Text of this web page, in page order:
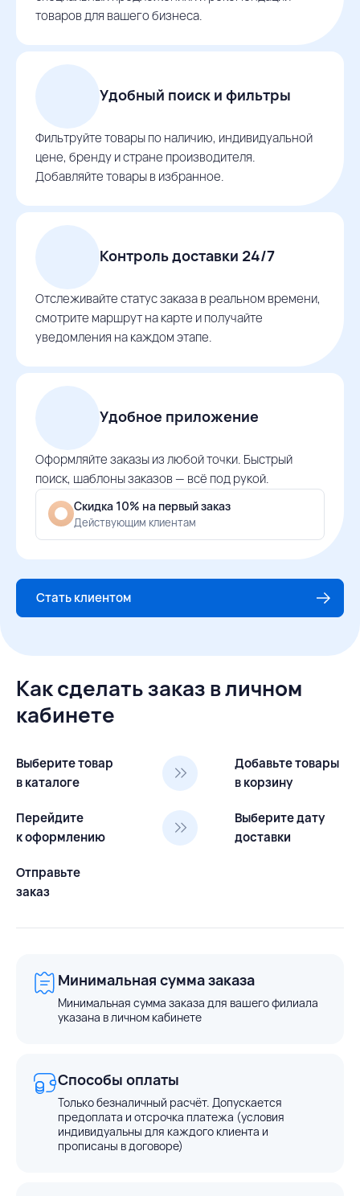
товаров для вашего бизнеса.
Удобный поиск и фильтры
Фильтруйте товары по наличию, индивидуальной
цене, бренду и стране производителя.
Добавляйте товары в избранное.
Контроль доставки 24/7
Отслеживайте статус заказа в реальном времени,
смотрите маршрут на карте и получайте
уведомления на каждом этапе.
Удобное приложение
Оформляйте заказы из любой точки. Быстрый
поиск, шаблоны заказов — всё под рукой.
Скидка 10% на первый заказ
Действующим клиентам
Стать клиентом
Как сделать заказ в личном
кабинете
Выберите товар
в каталоге
Добавьте товары
в корзину
Перейдите
к оформлению
Выберите дату
доставки
Отправьте
заказ
Минимальная сумма заказа
Минимальная сумма заказа для вашего филиала
указана в личном кабинете
Способы оплаты
Только безналичный расчёт. Допускается
предоплата и отсрочка платежа (условия
индивидуальны для каждого клиента и
прописаны в договоре)